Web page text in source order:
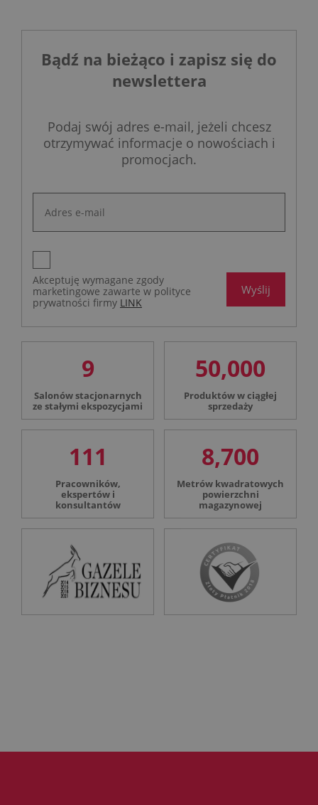
Bądź na bieżąco i zapisz się do
newslettera
Podaj swój adres e-mail, jeżeli chcesz
otrzymywać informacje o nowościach i
promocjach.
Akceptuję wymagane zgody
marketingowe zawarte w polityce
prywatności firmy LINK
Wyślij
9
Salonów stacjonarnych
ze stałymi ekspozycjami
50,000
Produktów w ciągłej
sprzedaży
111
Pracowników,
ekspertów i
konsultantów
8,700
Metrów kwadratowych
powierzchni
magazynowej